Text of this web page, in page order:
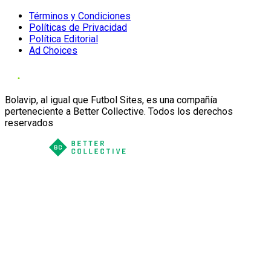
Términos y Condiciones
Políticas de Privacidad
Política Editorial
Ad Choices
Bolavip, al igual que Futbol Sites, es una compañía
perteneciente a Better Collective. Todos los derechos
reservados